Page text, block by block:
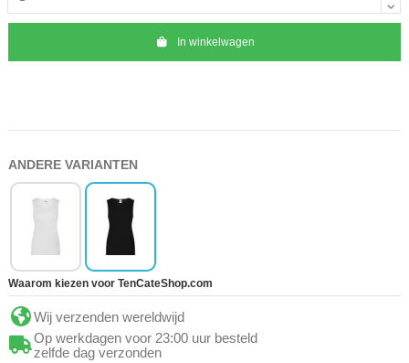
In winkelwagen
ANDERE VARIANTEN
Waarom kiezen voor TenCateShop.com
Wij verzenden wereldwijd
Op werkdagen voor 23:00 uur besteld
zelfde dag verzonden